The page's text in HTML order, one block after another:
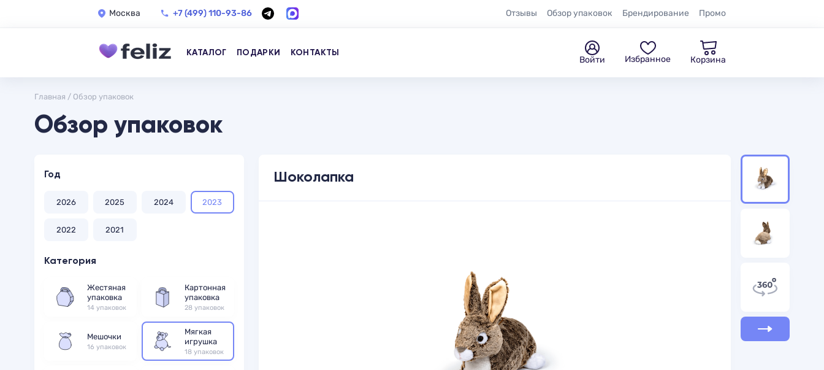
Москва +7 (499) 110-93-86 Отзывы Обзор упаковок Брендирование Промо
КАТАЛОГ ПОДАРКИ КОНТАКТЫ
Войти Избранное Корзина
Главная / Обзор упаковок
Обзор упаковок
Год
2026 2025 2024 2023
2022 2021
Категория
Жестяная
упаковка
14 упаковок
Картонная
упаковка
28 упаковок
Мешочки
16 упаковок
Мягкая
игрушка
18 упаковок
Шоколапка